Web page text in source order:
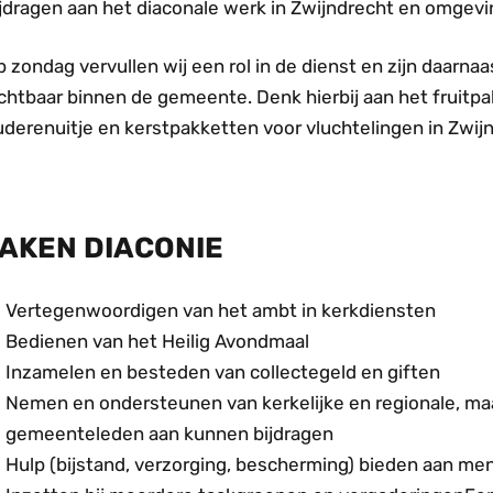
aan het diaconale werk in Zwijndrecht en
zondag vervullen wij een rol in de dienst en zijn
binnen de gemeente. Denk hierbij aan het
en kerstpakketten voor vluchtelingen in
DIACONIE
Vertegenwoordigen van het ambt in kerkdiensten
Bedienen van het Heilig Avondmaal
Inzamelen en besteden van collectegeld en giften
Nemen en ondersteunen van kerkelijke en regionale,
gemeenteleden aan kunnen bijdragen
Hulp (bijstand, verzorging, bescherming) bieden aan